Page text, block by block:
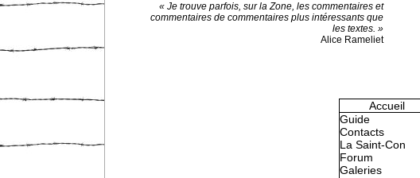
« Je trouve parfois, sur la Zone, les commentaires et
commentaires de commentaires plus intéressants que
les textes. »
Alice Rameliet
Accueil
Guide
Contacts
La Saint-Con
Forum
Galeries